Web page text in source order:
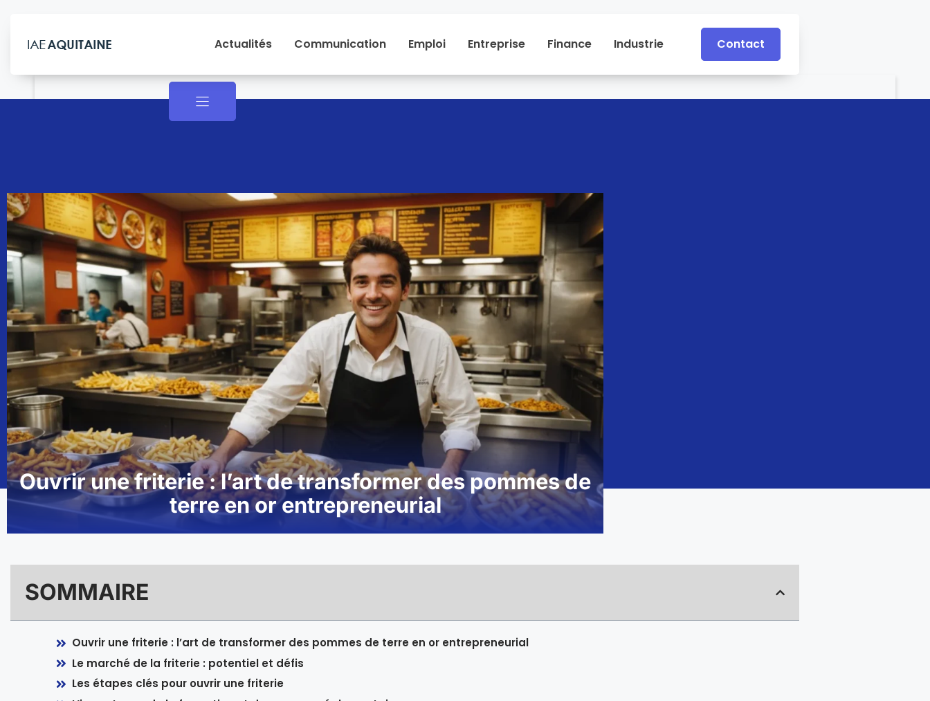
Actualités Communication Emploi Entreprise Finance Industrie Contact
Ouvrir une friterie : l’art de transformer des pommes de
terre en or entrepreneurial
SOMMAIRE
Ouvrir une friterie : l’art de transformer des pommes de terre en or entrepreneurial
Le marché de la friterie : potentiel et défis
Les étapes clés pour ouvrir une friterie